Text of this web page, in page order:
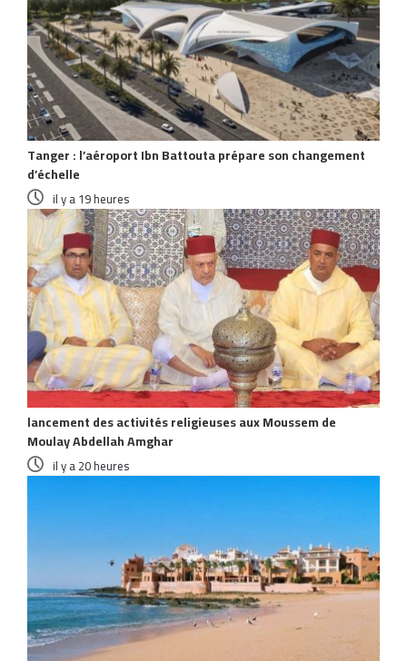
Tanger : l’aéroport Ibn Battouta prépare son changement
d’échelle
il y a 19 heures
lancement des activités religieuses aux Moussem de
Moulay Abdellah Amghar
il y a 20 heures